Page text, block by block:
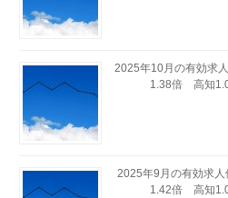
2025年10月の有効求
1.38倍 高知
2025年9月の有効求
1.42倍 高知